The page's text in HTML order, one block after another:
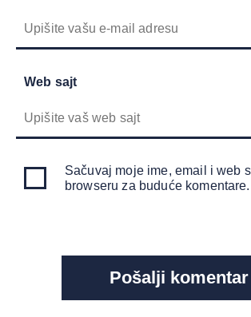
Web sajt
Sačuvaj moje ime, email i web
browseru za buduće komentare.